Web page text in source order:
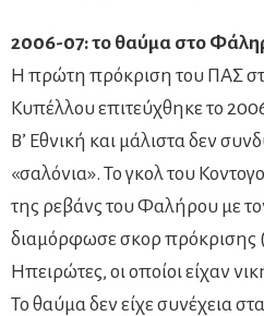
2006-07: το θαύμα στο
Η πρώτη πρόκριση του ΠΑΣ
Κυπέλλου επιτεύχθηκε το
Β’ Εθνική και μάλιστα δεν
«σαλόνια». Το γκολ του
της ρεβάνς του Φαλήρου με
διαμόρφωσε σκορ πρόκρισης
Ηπειρώτες, οι οποίοι είχαν
Το θαύμα δεν είχε συνέχεια